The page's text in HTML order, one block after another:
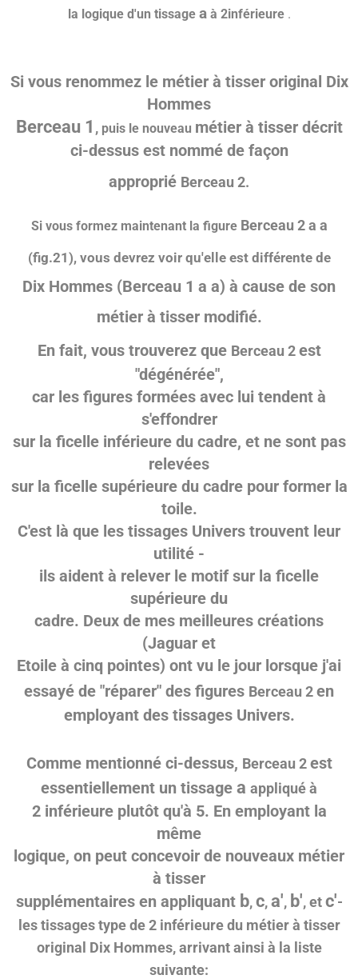
la logique d'un tissage aà 2inférieure.
Si vous renommez le métier à tisser original Dix
Hommes
Berceau 1 ,puis le nouveau métier à tisser décrit
ci-dessus est nommé de façon
approprié Berceau 2.
Si vous formez maintenant la figureBerceau 2 a a
(fig.21), vous devrez voir qu'elle est différente de
Dix Hommes (Berceau 1 a a) à cause de son
métier à tisser modifié.
En fait, vous trouverez que Berceau 2est
"dégénérée",
car les figures formées avec lui tendent à
s'effondrer
sur la ficelle inférieure du cadre, et ne sont pas
relevées
sur la ficelle supérieure du cadre pour former la
toile.
C'est là que les tissages Univers trouvent leur
utilité -
ils aident à relever le motif sur la ficelle
supérieure du
cadre. Deux de mes meilleures créations
(Jaguar et
Etoile à cinq pointes) ont vu le jour lorsque j'ai
essayé de "réparer" des figures Berceau 2en
employant des tissages Univers.
Comme mentionné ci-dessus, Berceau 2est
essentiellement un tissage a appliqué à
2 inférieure plutôt qu'à 5. En employant la
même
logique, on peut concevoir de nouveaux métier
à tisser
supplémentaires en appliquant b,c,a', b', etc'-
les tissages type de 2 inférieure du métier à tisser
original Dix Hommes, arrivant ainsi à la liste
suivante: